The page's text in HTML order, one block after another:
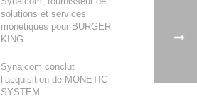
solutions et services
monétiques pour BURGER
KING
Synalcom conclut
l’acquisition de MONETIC
SYSTEM